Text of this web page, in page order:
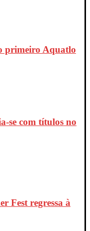
primeiro Aquatlo
se com títulos no
Fest regressa à